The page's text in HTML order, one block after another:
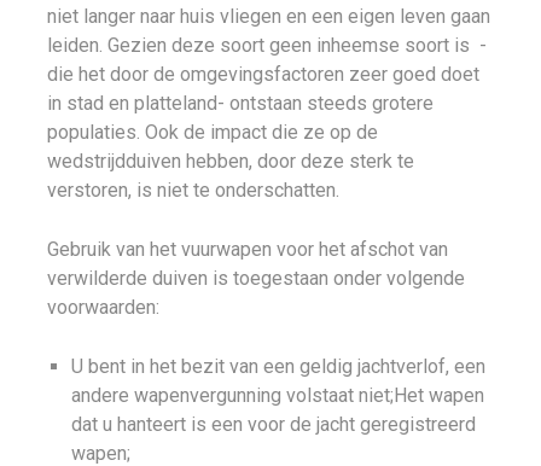
niet langer naar huis vliegen en een eigen leven gaan
leiden. Gezien deze soort geen inheemse soort is -
die het door de omgevingsfactoren zeer goed doet
in stad en platteland- ontstaan steeds grotere
populaties. Ook de impact die ze op de
wedstrijdduiven hebben, door deze sterk te
verstoren, is niet te onderschatten.
Gebruik van het vuurwapen voor het afschot van
verwilderde duiven is toegestaan onder volgende
voorwaarden:
U bent in het bezit van een geldig jachtverlof, een
andere wapenvergunning volstaat niet;Het wapen
dat u hanteert is een voor de jacht geregistreerd
wapen;